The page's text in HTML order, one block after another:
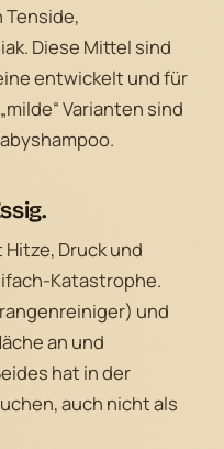
Diese Mittel sind
entwickelt und für
Varianten sind
Druck und
Katastrophe.
und
an und
hat in der
auch nicht als